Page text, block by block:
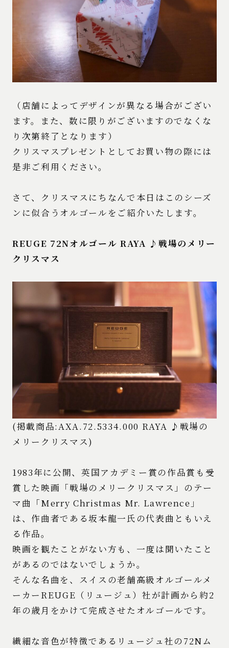
（店舗によってデザインが異なる場合がござい
ます。また、数に限りがございますのでなくな
り次第終了となります）
クリスマスプレゼントとしてお買い物の際には
是非ご利用ください。
さて、クリスマスにちなんで本日はこのシーズ
ンに似合うオルゴールをご紹介いたします。
REUGE 72Nオルゴール RAYA ♪戦場のメリー
クリスマス
(掲載商品:AXA.72.5334.000 RAYA ♪戦場の
メリークリスマス)
1983年に公開、英国アカデミー賞の作品賞も受
賞した映画「戦場のメリークリスマス」のテー
マ曲「Merry Christmas Mr. Lawrence」
は、作曲者である坂本龍一氏の代表曲ともいえ
る作品。
映画を観たことがない方も、一度は聞いたこと
があるのではないでしょうか。
そんな名曲を、スイスの老舗高級オルゴールメ
ーカーREUGE（リュージュ）社が計画から約2
年の歳月をかけて完成させたオルゴールです。
繊細な音色が特徴であるリュージュ社の72Nム